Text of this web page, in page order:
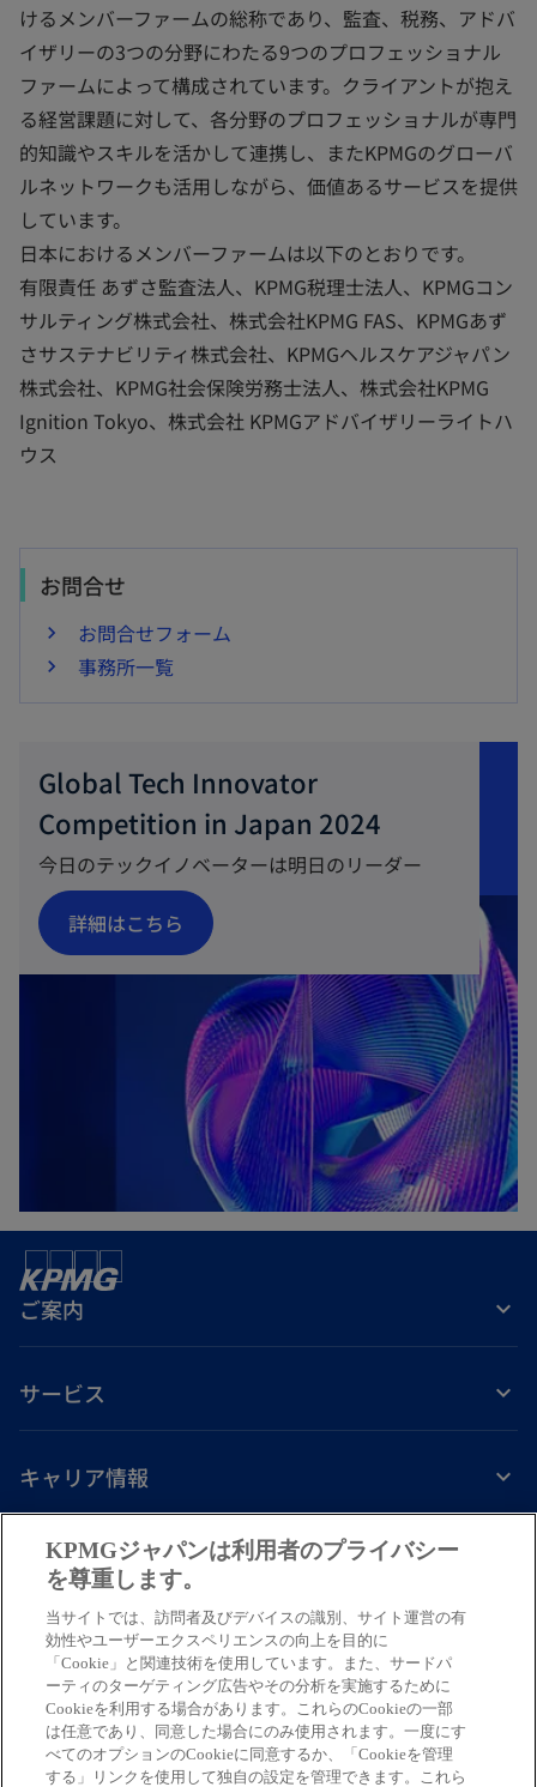
けるメンバーファームの総称であり、監査、税務、アドバ
イザリーの3つの分野にわたる9つのプロフェッショナル
ファームによって構成されています。クライアントが抱え
る経営課題に対して、各分野のプロフェッショナルが専門
的知識やスキルを活かして連携し、またKPMGのグローバ
ルネットワークも活用しながら、価値あるサービスを提供
しています。
日本におけるメンバーファームは以下のとおりです。
有限責任 あずさ監査法人、KPMG税理士法人、KPMGコン
サルティング株式会社、株式会社KPMG FAS、KPMGあず
さサステナビリティ株式会社、KPMGヘルスケアジャパン
株式会社、KPMG社会保険労務士法人、株式会社KPMG
Ignition Tokyo、株式会社 KPMGアドバイザリーライトハ
ウス
お問合せ
お問合せフォーム
事務所一覧
Global Tech Innovator
Competition in Japan 2024
今日のテックイノベーターは明日のリーダー
詳細はこちら
新
し
ご案内
サービス
キャリア情報
し
い
タ
ブ
で
開
く
新
し
タ
ブ
で
開
く
し
タ
ブ
で
開
く
し
タ
ブ
で
開
く
し
タ
ブ
で
開
く
免責事項プライバシーポリシー
© 2026 KPMG AZSA LLC, a limited liability audit corporation
incorporated under the Japanese Certified Public Accountants Law and
a member firm of the KPMG global organization of independent member
firms affiliated with KPMG International Limited, a private English
company limited by guarantee. All rights reserved. © 2026 KPMG Tax
Corporation, a tax corporation incorporated under the Japanese CPTA
KPMGジャパンは利用者のプライバシー
を尊重します。
当サイトでは、訪問者及びデバイスの識別、サイト運営の有
効性やユーザーエクスペリエンスの向上を目的に
「Cookie」と関連技術を使用しています。また、サードパ
ーティのターゲティング広告やその分析を実施するために
Cookieを利用する場合があります。これらのCookieの一部
は任意であり、同意した場合にのみ使用されます。一度にす
べてのオプションのCookieに同意するか、「Cookieを管理
する」リンクを使用して独自の設定を管理できます。これら